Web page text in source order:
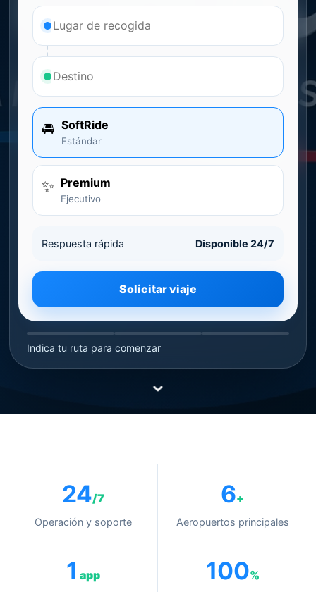
🚘 SoftRide
Estándar
✨ Premium
Ejecutivo
Respuesta rápida Disponible 24/7
Solicitar viaje
Indica tu ruta para comenzar
⌄
24/7
Operación y soporte
6+
Aeropuertos principales
1 app 100%